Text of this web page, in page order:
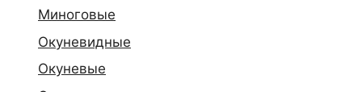
Миноговые
Окуневидные
Окуневые